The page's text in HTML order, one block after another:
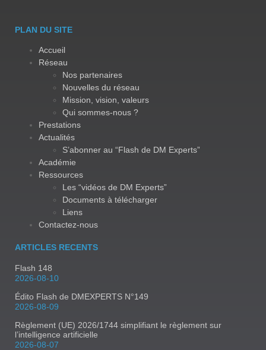
PLAN DU SITE
Accueil
Réseau
Nos partenaires
Nouvelles du réseau
Mission, vision, valeurs
Qui sommes-nous ?
Prestations
Actualités
S’abonner au “Flash de DM Experts”
Académie
Ressources
Les “vidéos de DM Experts”
Documents à télécharger
Liens
Contactez-nous
ARTICLES RECENTS
Flash 148
2026-08-10
Édito Flash de DMEXPERTS N°149
2026-08-09
Règlement (UE) 2026/1744 simplifiant le règlement sur
l’intelligence artificielle
2026-08-07